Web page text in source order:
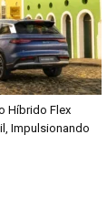
Híbrido Flex
Impulsionando